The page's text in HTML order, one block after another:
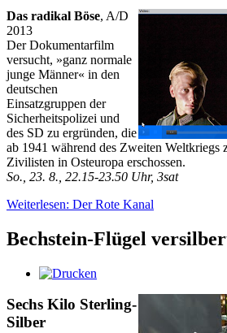
Das radikal Böse, A/D
2013
Der Dokumentarfilm
versucht, »ganz normale
junge Männer« in den
deutschen
Einsatzgruppen der
Sicherheitspolizei und
des SD zu ergründen, die
ab 1941 während des Zweiten
Zivilisten in Osteuropa erschossen.
So., 23. 8., 22.15-23.50 Uhr, 3sat
Weiterlesen: Der Rote Kanal
Bechstein-Flügel
Sechs Kilo Sterling-
Silber